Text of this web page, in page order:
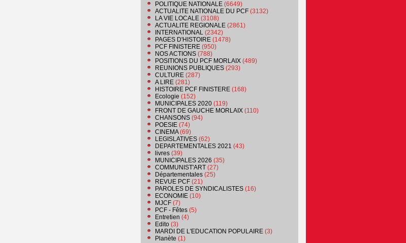
POLITIQUE NATIONALE (6649)
ACTUALITE NATIONALE DU PCF (3132)
LA VIE LOCALE (3108)
ACTUALITE REGIONALE (2861)
INTERNATIONAL (2342)
PAGES D'HISTOIRE (1478)
PCF FINISTERE (950)
NOS ACTIONS (788)
POSITIONS DU PCF MORLAIX (489)
REUNIONS PUBLIQUES (293)
CULTURE (287)
A LIRE (281)
HISTOIRE PCF FINISTERE (168)
Ecologie (152)
MUNICIPALES 2020 (119)
FRONT DE GAUCHE MORLAIX (110)
CHANSONS (94)
POESIE (74)
CINEMA(69)
LEGISLATIVES (62)
DEPARTEMENTALES 2021 (43)
livres (39)
MUNICIPALES 2026 (35)
COMMUNIST'ART (27)
Départementales (25)
REVUE PCF (21)
PAROLES DE SYNDICALISTES (16)
ECONOMIE (10)
MJCF (7)
PCF - Fêtes (5)
Entretien (4)
Edito (3)
MARDI DE L'EDUCATION POPULAIRE (3)
Planète (1)